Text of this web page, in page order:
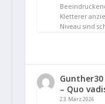
Kletterer
Niveau sind
Gunther30
– Quo
23. März 2026